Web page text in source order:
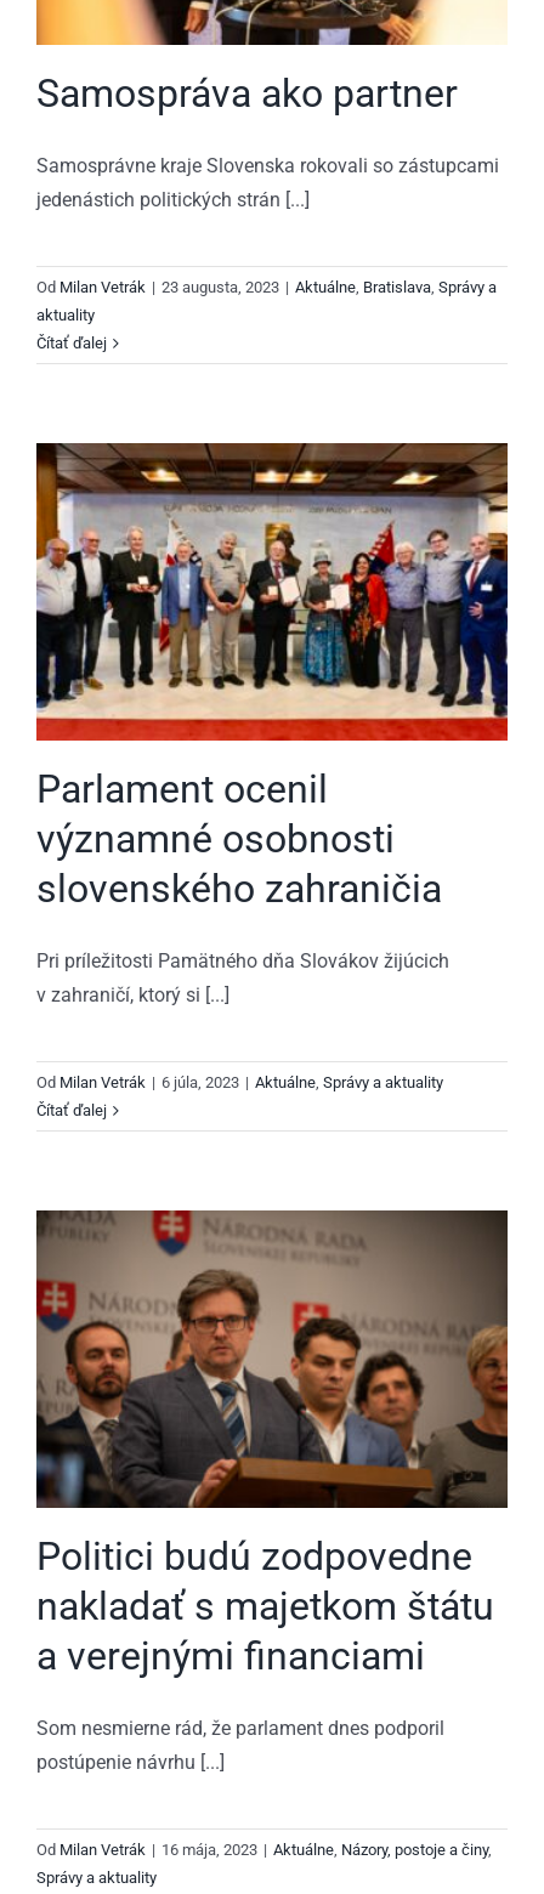
Samospráva ako partner
Samosprávne kraje Slovenska rokovali so zástupcami
jedenástich politických strán [...]
Od Milan Vetrák | 23 augusta, 2023 | Aktuálne Bratislava Správy a
aktuality
Čítať ďalej
Parlament ocenil
významné osobnosti
slovenského zahraničia
Pri príležitosti Pamätného dňa Slovákov žijúcich
v zahraničí, ktorý si [...]
Od Milan Vetrák | 6 júla, 2023 | Aktuálne Správy a aktuality
Čítať ďalej
Politici budú zodpovedne
nakladať s majetkom štátu
a verejnými financiami
Som nesmierne rád, že parlament dnes podporil
postúpenie návrhu [...]
Od Milan Vetrák | 16 mája, 2023 | Aktuálne Názory, postoje a činy,
Správy a aktuality